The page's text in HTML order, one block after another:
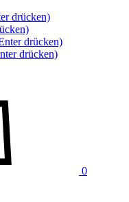
drücken)
drücken)
drücken)
0